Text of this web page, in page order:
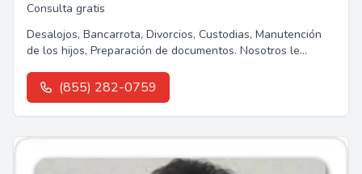
Consulta gratis
Desalojos, Bancarrota, Divorcios, Custodias, Manutención
de los hijos, Preparación de documentos. Nosotros le
(855) 282-0759